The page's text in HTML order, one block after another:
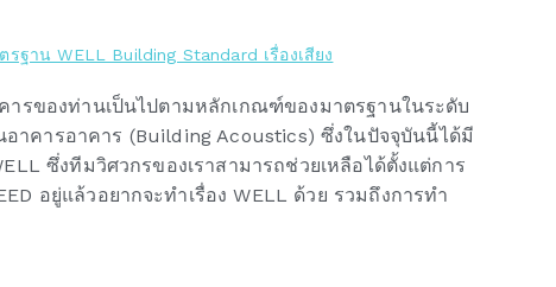
รฐาน WELL Building Standard เรื่องเสียง
ารของท่านเป็นไปตามหลักเกณฑ์ของมาตรฐานในระดับ
าคารอาคาร (Building Acoustics) ซึ่งในปัจจุบันนี้ได้มี
ซึ่งทีมวิศวกรของเราสามารถช่วยเหลือได้ตั้งแต่การ
อยู่แล้วอยากจะทำเรื่อง WELL ด้วย รวมถึงการทำ